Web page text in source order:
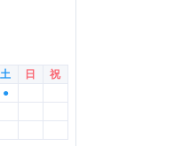
土 日
祝
●